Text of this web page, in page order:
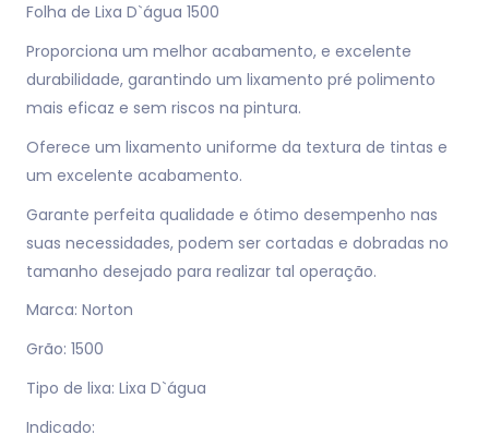
Folha de Lixa D`água 1500
Proporciona um melhor acabamento, e excelente
durabilidade, garantindo um lixamento pré polimento
mais eficaz e sem riscos na pintura.
Oferece um lixamento uniforme da textura de tintas e
um excelente acabamento.
Garante perfeita qualidade e ótimo desempenho nas
suas necessidades, podem ser cortadas e dobradas no
tamanho desejado para realizar tal operação.
Marca: Norton
Grão: 1500
Tipo de lixa: Lixa D`água
Indicado: